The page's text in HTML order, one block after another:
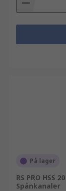
På lager
RS PRO HSS
Spånkanaler